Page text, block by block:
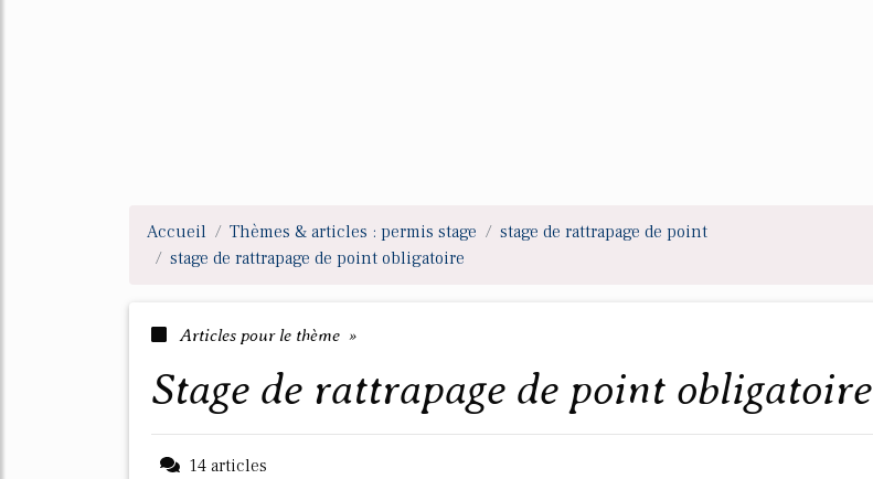
Accueil Thèmes & articles : permis stage
stage de rattrapage de point
stage de rattrapage de point obligatoire
Articles pour le thème »
stage de rattrapage de point obligatoire
14 articles